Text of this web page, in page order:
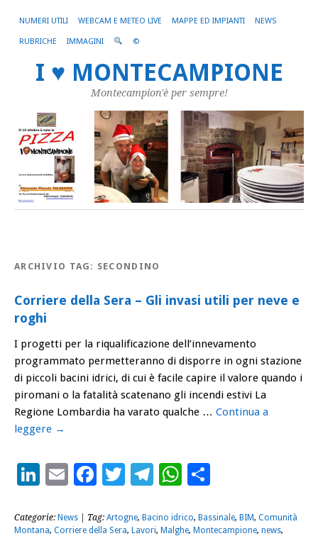
NUMERI UTILI WEBCAM E METEO LIVE MAPPE ED IMPIANTI NEWS
RUBRICHE IMMAGINI ©
I ♥ MONTECAMPIONE
Montecampion'è per sempre!
ARCHIVIO TAG: SECONDINO
Corriere della Sera – Gli invasi utili per neve e
roghi
I progetti per la riqualificazione dell’innevamento
programmato permetteranno di disporre in ogni stazione
di piccoli bacini idrici, di cui è facile capire il valore quando i
piromani o la fatalità scatenano gli incendi estivi La
Regione Lombardia ha varato qualche … Continua a
leggere →
LinkedIn
EmailFacebook
Twitter
Telegram
WhatsApp
Categorie: News | Tag: Artogne, Bacino idrico, Bassinale, BIM, Comunità
Montana, Corriere della Sera, Lavori, Malghe, Montecampione, news,